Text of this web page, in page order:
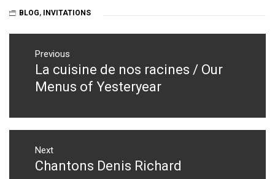
BLOG, INVITATIONS
Post
navigation
Previous
Previous
post:
La cuisine de nos racines / Our
Menus of Yesteryear
Next
Next
Chantons Denis Richard